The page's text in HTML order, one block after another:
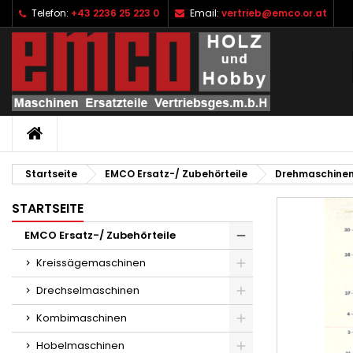
Telefon: +43 2236 25 223 0 Email: vertrieb@emco.or.at
STARTSEITE
Startseite EMCO Ersatz-/ Zubehörteile Drehmaschinen
STARTSEITE
EMCO Ersatz-/ Zubehörteile
Kreissägemaschinen
Drechselmaschinen
Kombimaschinen
Hobelmaschinen